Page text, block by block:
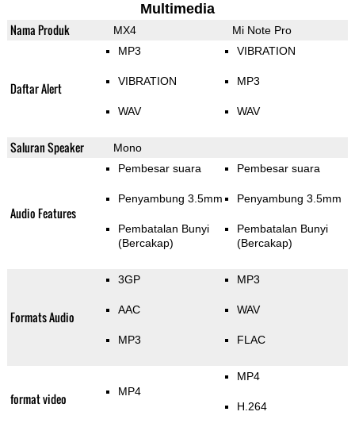
Multimedia
Nama Produk MX4 Mi Note Pro
Daftar Alert
MP3
VIBRATION
WAV
VIBRATION
MP3
WAV
Saluran Speaker Mono
Audio Features
Pembesar suara
Penyambung 3.5mm
Pembatalan Bunyi
(Bercakap)
Pembesar suara
Penyambung 3.5mm
Pembatalan Bunyi
(Bercakap)
Formats Audio
3GP
AAC
MP3
MP3
WAV
FLAC
format video MP4
MP4
H.264